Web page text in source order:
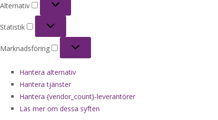
Alternativ
Statistik
Marknadsföring
Hantera alternativ
Hantera tjänster
Hantera {vendor_count}-leverantörer
Läs mer om dessa syften